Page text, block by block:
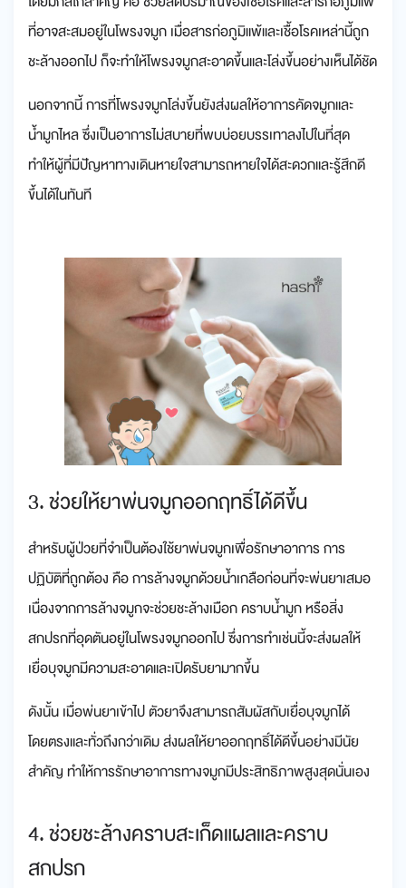
ที่อาจสะสมอยู่ในโพรงจมูก เมื่อสารก่อภูมิแพ้และเชื้อโรคเหล่านี้ถูก
ชะล้างออกไป ก็จะทำให้โพรงจมูกสะอาดขึ้นและโล่งขึ้นอย่างเห็นได้ชัด
นอกจากนี้ การที่โพรงจมูกโล่งขึ้นยังส่งผลให้อาการคัดจมูกและ
น้ำมูกไหล ซึ่งเป็นอาการไม่สบายที่พบบ่อยบรรเทาลงไปในที่สุด
ทำให้ผู้ที่มีปัญหาทางเดินหายใจสามารถหายใจได้สะดวกและรู้สึกดี
ขึ้นได้ในทันที
3. ช่วยให้ยาพ่นจมูกออกฤทธิ์ได้ดีขึ้น
สำหรับผู้ป่วยที่จำเป็นต้องใช้ยาพ่นจมูกเพื่อรักษาอาการ การ
ปฏิบัติที่ถูกต้อง คือ การล้างจมูกด้วยน้ำเกลือก่อนที่จะพ่นยาเสมอ
เนื่องจากการล้างจมูกจะช่วยชะล้างเมือก คราบน้ำมูก หรือสิ่ง
สกปรกที่อุดตันอยู่ในโพรงจมูกออกไป ซึ่งการทำเช่นนี้จะส่งผลให้
เยื่อบุจมูกมีความสะอาดและเปิดรับยามากขึ้น
ดังนั้น เมื่อพ่นยาเข้าไป ตัวยาจึงสามารถสัมผัสกับเยื่อบุจมูกได้
โดยตรงและทั่วถึงกว่าเดิม ส่งผลให้ยาออกฤทธิ์ได้ดีขึ้นอย่างมีนัย
สำคัญ ทำให้การรักษาอาการทางจมูกมีประสิทธิภาพสูงสุดนั่นเอง
4. ช่วยชะล้างคราบสะเก็ดแผลและคราบ
สกปรก